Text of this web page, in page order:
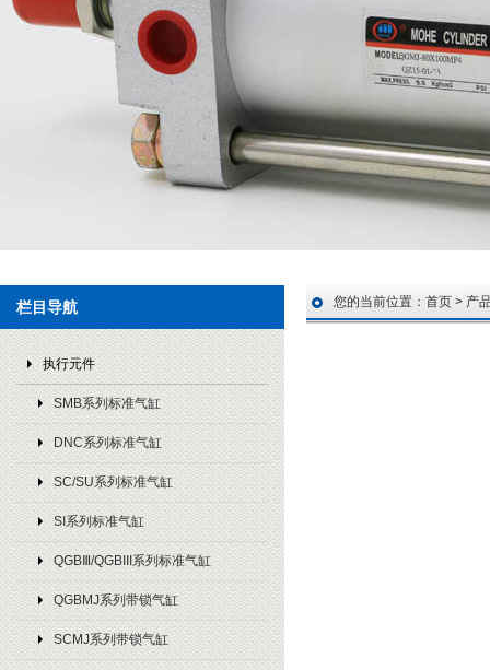
栏目导航
执行元件
SMB系列标准气缸
DNC系列标准气缸
SC/SU系列标准气缸
SI系列标准气缸
QGBⅢ/QGBIII系列标准气缸
QGBMJ系列带锁气缸
SCMJ系列带锁气缸
您的当前位置： 首页 > 产